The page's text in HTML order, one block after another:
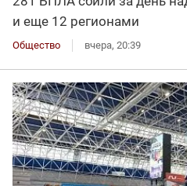
и еще 12 регионами
Общество вчера, 20:39